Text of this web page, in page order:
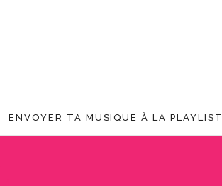
ENVOYER TA MUSIQUE À LA PLAYLIST